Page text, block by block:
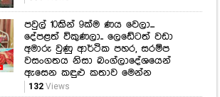
ලස්සන විතරක් නෙවෙයි, රූපෙට
හරියන අහිංසක හිනාව... කාංචනා
අනුරාධි මුහුණු පොතට එකතු කළ
අලුත්ම පින්තූර පෙළ බලන්නකෝ
ඇයගේ මේ ලස්සන කොහොමද
කියලා...